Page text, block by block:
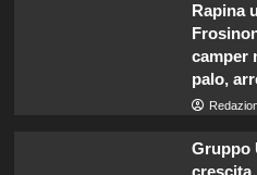
Rapina
camper
palo,
Gruppo
crescita